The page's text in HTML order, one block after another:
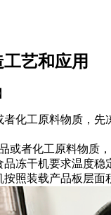
艺和应用
】
化工原料物质，
或者化工原料物质
冻干机要求温度
照装载产品板层